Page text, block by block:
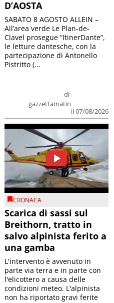
D’AOSTA
di
gazzettamatin
il 07/08/2026
SABATO 8 AGOSTO ALLEIN –
All’area verde Le Plan-de-
Clavel prosegue “ItinerDante”,
le letture dantesche, con la
partecipazione di Antonello
Pistritto (...
CRONACA
Scarica di sassi sul
Breithorn, tratto in
salvo alpinista ferito a
una gamba
L'intervento è avvenuto in
parte via terra e in parte con
l'elicottero a causa delle
condizioni meteo. L'alpinista
non ha riportato gravi ferite